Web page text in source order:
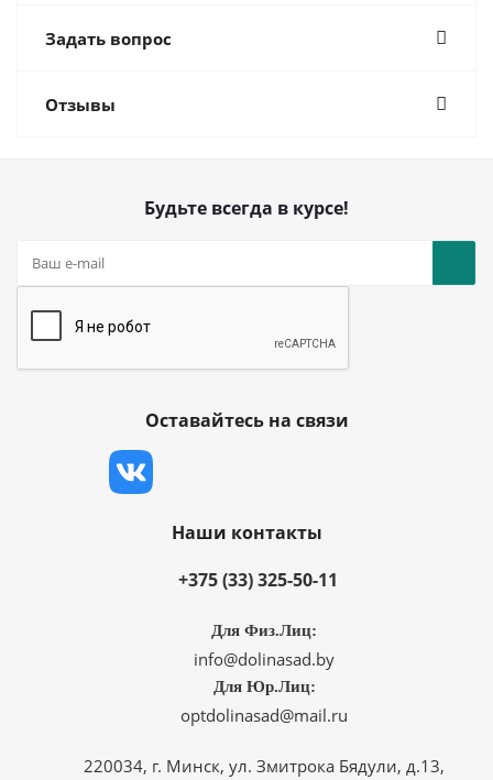
Задать вопрос
Отзывы
Будьте всегда в курсе!
Оставайтесь на связи
Наши контакты
+375 (33) 325-50-11
Для Физ.Лиц:
info@dolinasad.by
Для Юр.Лиц:
optdolinasad@mail.ru
220034, г. Минск, ул. Змитрока Бядули, д.13,